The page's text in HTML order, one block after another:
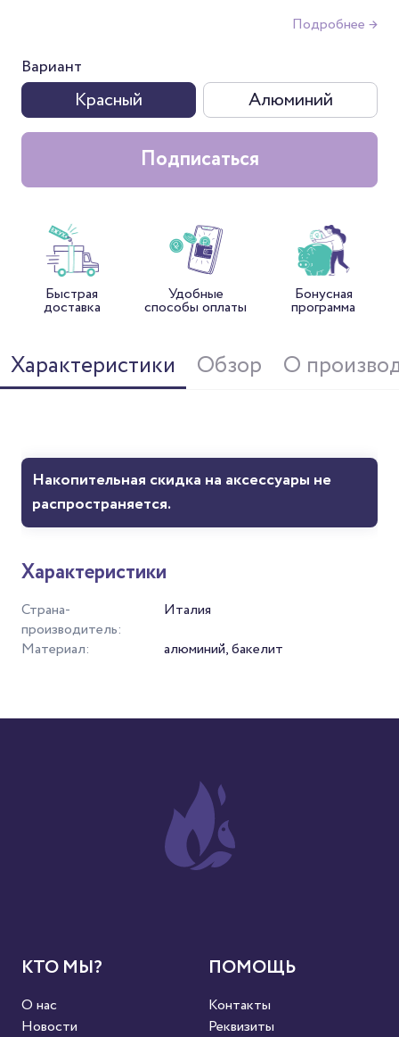
Подробнее →
Вариант
Красный Алюминий
Подписаться
Быстрая
доставка
Удобные
способы оплаты
Бонусная
программа
Характеристики Обзор О
Накопительная скидка на аксессуары не
распространяется.
Характеристики
Страна-
производитель:
Италия
Материал:
алюминий, бакелит
КТО МЫ?
О нас
Новости
ПОМОЩЬ
Контакты
Реквизиты